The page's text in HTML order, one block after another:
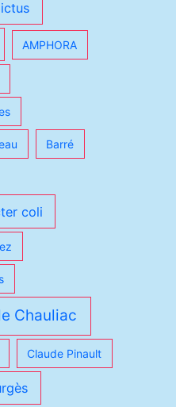
AMPHORA
Barré
coli
Chauliac
Claude Pinault